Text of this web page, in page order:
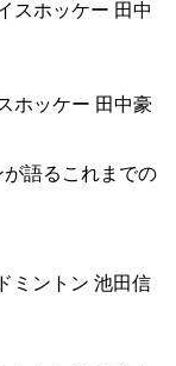
ホッケー 田中豪
語るこれまでの